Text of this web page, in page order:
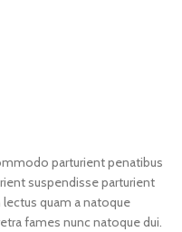
parturient penatibus
suspendisse parturient
lectus quam a natoque
fames nunc natoque dui.